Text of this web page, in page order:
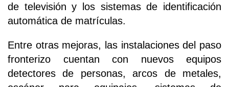
de televisión y los sistemas de identificación
automática de matrículas.
Entre otras mejoras, las instalaciones del paso
fronterizo cuentan con nuevos equipos
detectores de personas, arcos de metales,